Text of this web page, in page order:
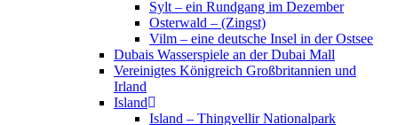
Sylt – ein Rundgang im Dezember
Osterwald – (Zingst)
Vilm – eine deutsche Insel in der Ostsee
Dubais Wasserspiele an der Dubai Mall
Vereinigtes Königreich Großbritannien und
Irland
Island
Island – Thingvellir Nationalpark